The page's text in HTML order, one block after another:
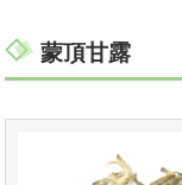
蒙頂甘露